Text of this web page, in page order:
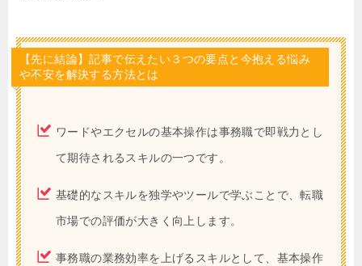
【先に結論】記事で伝えたい３つの要点と今抱える悩み
や不安を解決する方法とは
ワードやエクセルの基本操作は事務職で即戦力とし
て期待されるスキルの一つです。
基礎的なスキルを独学やツールで学ぶことで、転職
市場での評価が大きく向上します。
事務職の業務効率を上げるスキルとして、基本操作